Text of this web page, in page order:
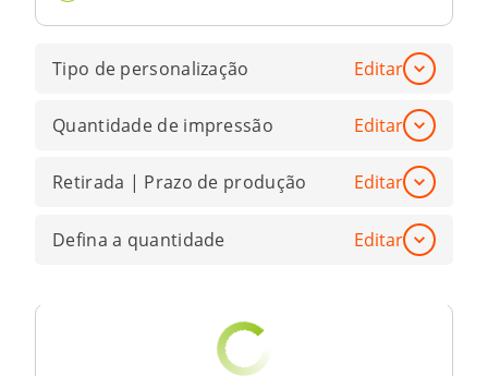
Tipo de personalização Editar
Quantidade de impressão Editar
Retirada | Prazo de produção Editar
Defina a quantidade Editar